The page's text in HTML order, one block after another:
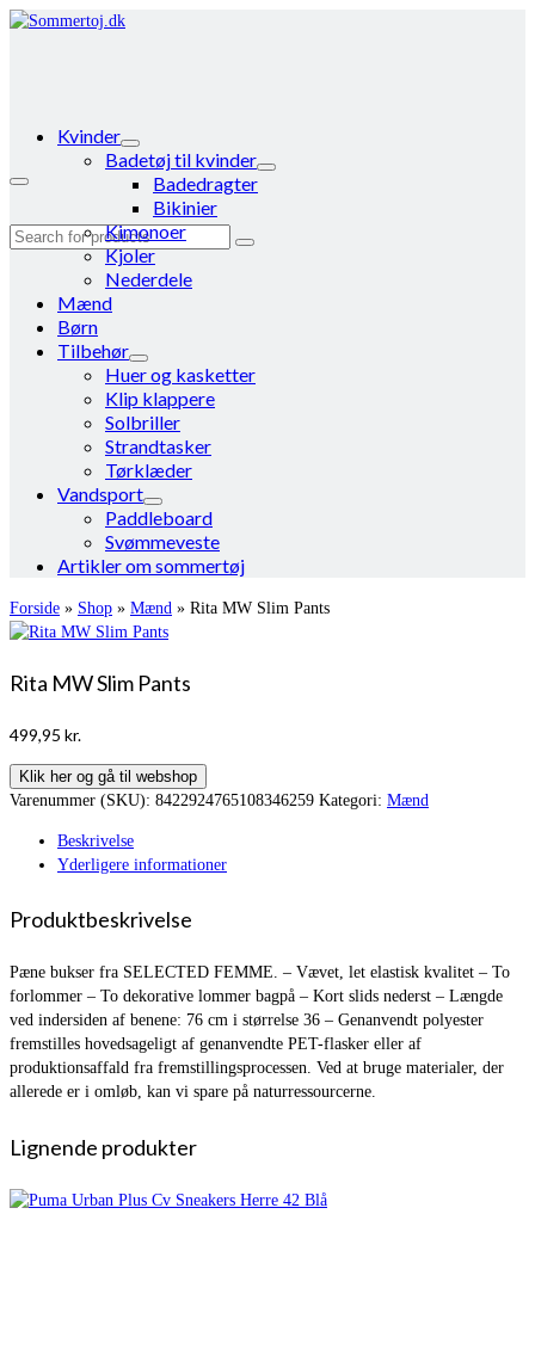
Search
Kvinder
Badetøj til kvinder
Badedragter
Bikinier
Kimonoer
Kjoler
Nederdele
Mænd
Børn
Tilbehør
Huer og kasketter
Klip klappere
Solbriller
Strandtasker
Tørklæder
Vandsport
Paddleboard
Svømmeveste
Artikler om sommertøj
Forside » Shop » Mænd » Rita MW Slim Pants
Rita MW Slim Pants
499,95 kr.
Klik her og gå til webshop
Varenummer (SKU): 8422924765108346259 Kategori: Mænd
Beskrivelse
Yderligere informationer
Produktbeskrivelse
Pæne bukser fra SELECTED FEMME. – Vævet, let elastisk kvalitet – To
forlommer – To dekorative lommer bagpå – Kort slids nederst – Længde
ved indersiden af benene: 76 cm i størrelse 36 – Genanvendt polyester
fremstilles hovedsageligt af genanvendte PET-flasker eller af
produktionsaffald fra fremstillingsprocessen. Ved at bruge materialer, der
allerede er i omløb, kan vi spare på naturressourcerne.
Lignende produkter